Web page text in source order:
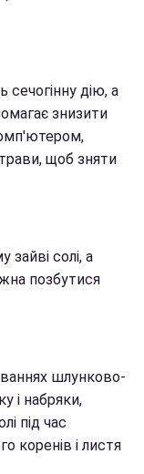
сечогінну дію, а
знизити
щоб зняти
солі, а
позбутися
шлунково-
і набряки,
під час
коренів і листя